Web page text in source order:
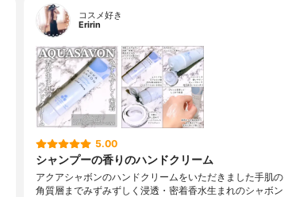
コスメ好き
Eririn
5.00
シャンプーの香りのハンドクリーム
アクアシャボンのハンドクリームをいただきました手肌の
角質層までみずみずしく浸透・密着香水生まれのシャボン